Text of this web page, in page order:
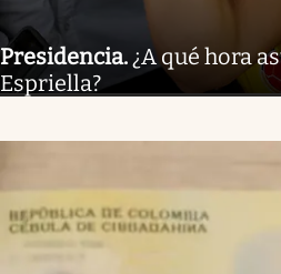
Presidencia. ¿A qué hora
Espriella?